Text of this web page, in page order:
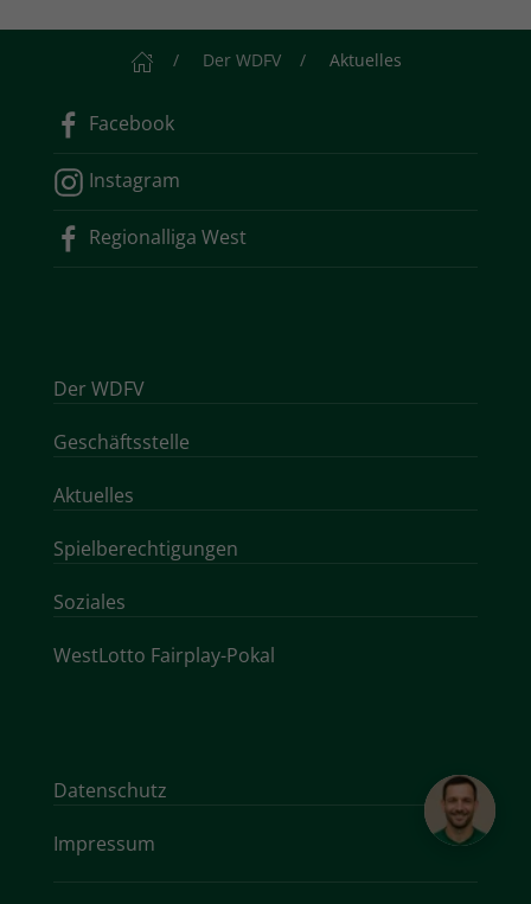
StartseiteDer WDFV Aktuelles
Facebook
Instagram
Regionalliga West
Der WDFV
Geschäftsstelle
Aktuelles
Spielberechtigungen
Soziales
WestLotto Fairplay-Pokal
Datenschutz
Impressum